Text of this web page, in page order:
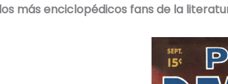
más enciclopédicos fans de la